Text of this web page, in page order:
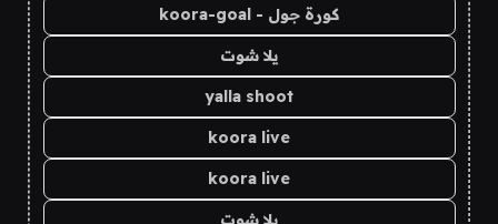
كورة جول - koora-goal
يلا شوت
yalla shoot
koora live
koora live
يلا شوت